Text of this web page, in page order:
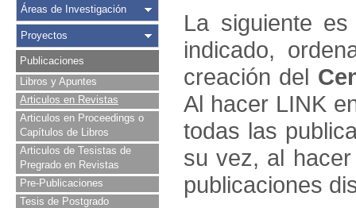
Áreas de Investigación
Proyectos
Publicaciones
Libros y Apuntes
Articulos en Revistas
Articulos en Proceedings o
Capítulos de Libros
Articulos de Tesistas de
Pregrado en Revistas
Pre-Publicaciones
Tesis de Postgrado
La siguiente
indicado,
creación del
Al hacer LINK
todas las
su vez, al
publicaciones